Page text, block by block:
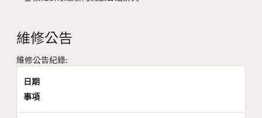
維修公告
維修公告紀錄:
日期
事項